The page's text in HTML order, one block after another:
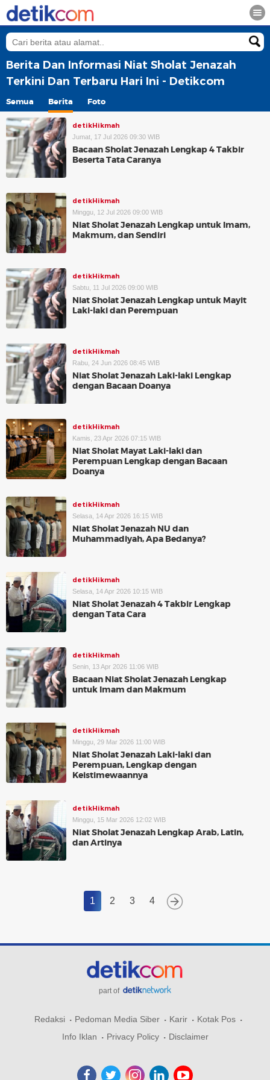
Berita Dan Informasi Niat Sholat Jenazah
Terkini Dan Terbaru Hari Ini - Detikcom
Semua Berita Foto
detikHikmah
Jumat, 17 Jul 2026 09:30 WIB
Bacaan Sholat Jenazah Lengkap 4 Takbir
Beserta Tata Caranya
detikHikmah
Minggu, 12 Jul 2026 09:00 WIB
Niat Sholat Jenazah Lengkap untuk Imam,
Makmum, dan Sendiri
detikHikmah
Sabtu, 11 Jul 2026 09:00 WIB
Niat Sholat Jenazah Lengkap untuk Mayit
Laki-laki dan Perempuan
detikHikmah
Rabu, 24 Jun 2026 08:45 WIB
Niat Sholat Jenazah Laki-laki Lengkap
dengan Bacaan Doanya
detikHikmah
Kamis, 23 Apr 2026 07:15 WIB
Niat Sholat Mayat Laki-laki dan
Perempuan Lengkap dengan Bacaan
Doanya
detikHikmah
Selasa, 14 Apr 2026 16:15 WIB
Niat Sholat Jenazah NU dan
Muhammadiyah, Apa Bedanya?
detikHikmah
Selasa, 14 Apr 2026 10:15 WIB
Niat Sholat Jenazah 4 Takbir Lengkap
dengan Tata Cara
detikHikmah
Senin, 13 Apr 2026 11:06 WIB
Bacaan Niat Sholat Jenazah Lengkap
untuk Imam dan Makmum
detikHikmah
Minggu, 29 Mar 2026 11:00 WIB
Niat Sholat Jenazah Laki-laki dan
Perempuan, Lengkap dengan
Keistimewaannya
detikHikmah
Minggu, 15 Mar 2026 12:02 WIB
Niat Sholat Jenazah Lengkap Arab, Latin,
dan Artinya
1 2 3 4
part of
Redaksi Pedoman Media Siber Karir
Kotak Pos
Info Iklan
Privacy Policy Disclaimer